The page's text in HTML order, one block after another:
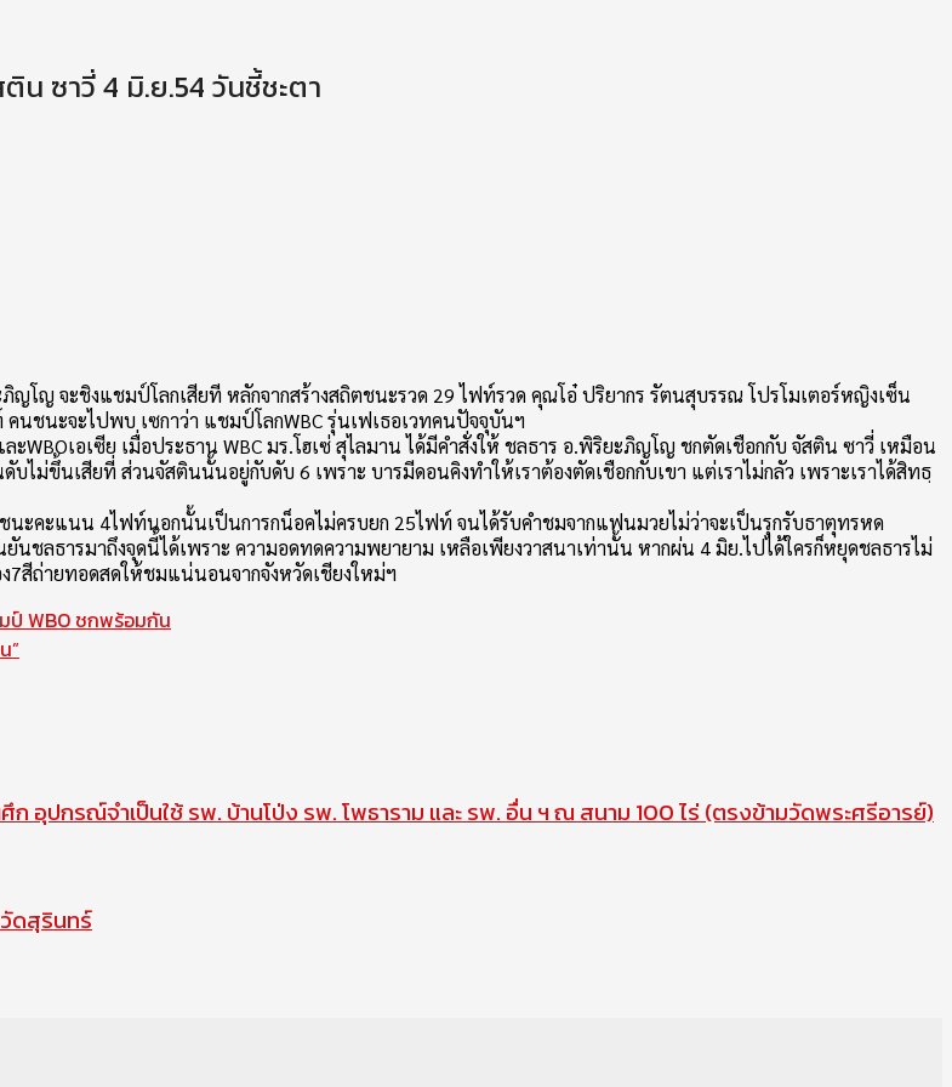
น ซาวี่ 4 มิ.ย.54 วันชี้ชะตา
ญ จะชิงแชมป์โลกเสียที หลักจากสร้างสถิตชนะรวด 29 ไฟท์รวด คุณโอ๋ ปริยากร รัตนสุบรรณ โปรโมเตอร์หญิงเซ็น
ชนะจะไปพบ เซกาว่า แชมป์โลกWBC รุ่นเฟเธอเวทคนปัจจุบันฯ
เอเซีย เมื่อประธาน WBC มร.โฮเซ่ สุไลมาน ได้มีคำสั่งให้ ชลธาร อ.พิริยะภิญโญ ชกตัดเชือกกับ จัสติน ซาวี่ เหมือน
ม่ขึ้นเสียที่ ส่วนจัสตินนั้นอยู่กับดับ 6 เพราะ บารมีดอนคิงทำให้เราต้องตัดเชือกกับเขา แต่เราไม่กลัว เพราะเราได้สิทธฺ
ะคะแนน 4ไฟท์นอกนั้นเป็นการกน็อคไม่ครบยก 25ไฟท์ จนได้รับคำชมจากแฟนมวยไม่ว่าจะเป็นรุกรับธาตุทรหด
ลธารมาถึงจุดนี้ได้เพราะ ความอดทดความพยายาม เหลือเพียงวาสนาเท่านั้น หากผ่น 4 มิย.ไปได้ใครก็หยุดชลธารไม่
7สีถ่ายทอดสดให้ชมแน่นอนจากจังหวัดเชียงใหม่ฯ
ป์ WBO ชกพร้อมกัน
”
ปกรณ์จำเป็นใช้ รพ. บ้านโป่ง รพ. โพธาราม และ รพ. อื่น ฯ ณ สนาม 100 ไร่ (ตรงข้ามวัดพระศรีอารย์)
ดสุรินทร์